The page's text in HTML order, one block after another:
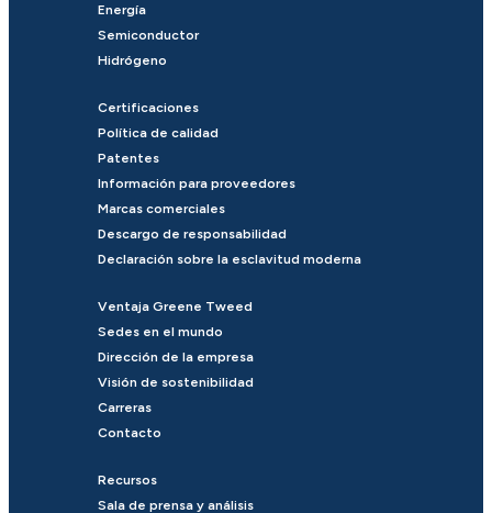
Energía
Semiconductor
Hidrógeno
Certificaciones
Política de calidad
Patentes
Información para proveedores
Marcas comerciales
Descargo de responsabilidad
Declaración sobre la esclavitud moderna
Ventaja Greene Tweed
Sedes en el mundo
Dirección de la empresa
Visión de sostenibilidad
Carreras
Contacto
Recursos
Sala de prensa y análisis